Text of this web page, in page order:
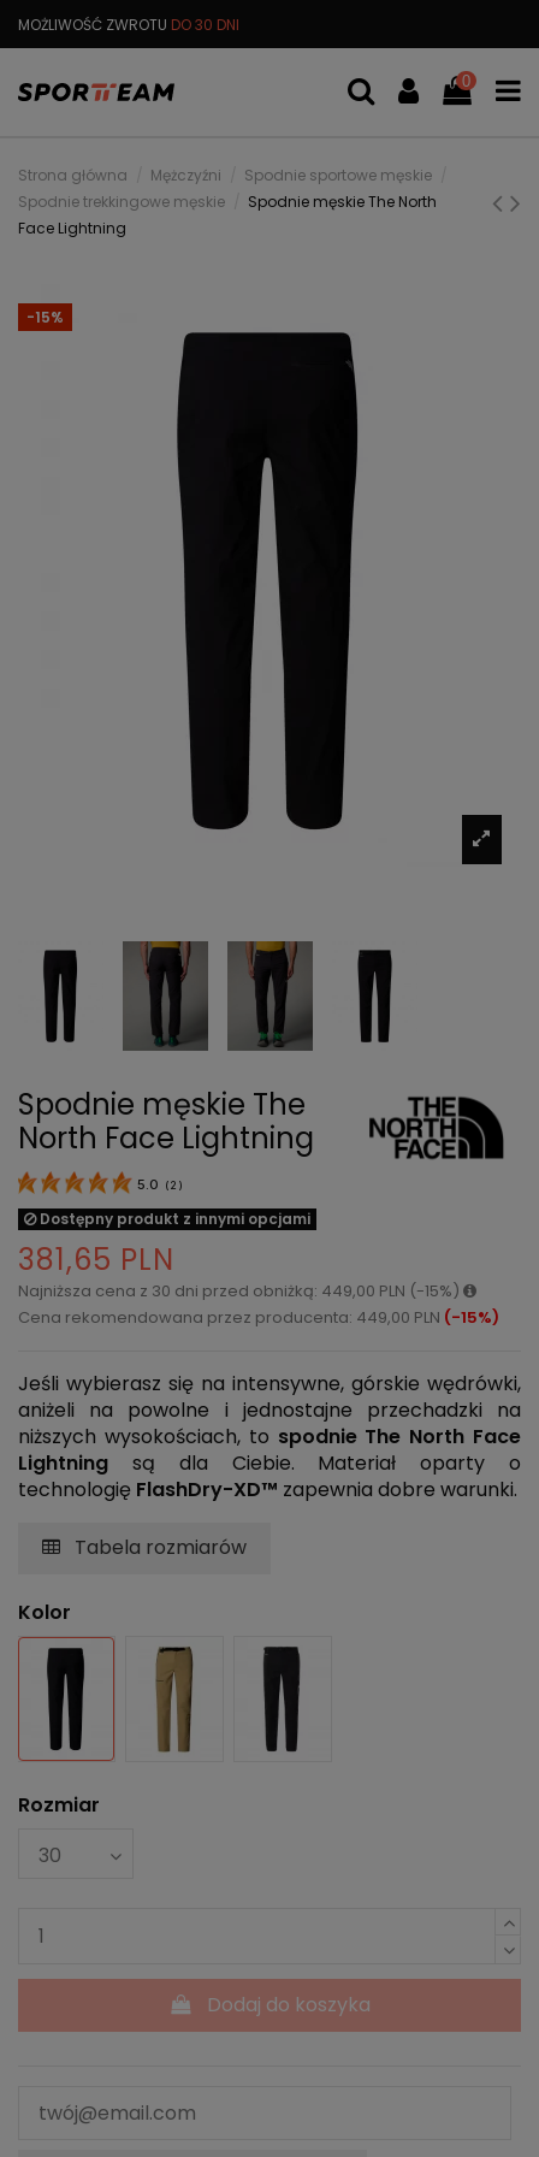
MOŻLIWOŚĆ ZWROTU DO 30 DNI
0
Strona główna Mężczyźni
Spodnie sportowe męskie
Spodnie trekkingowe męskie
Spodnie męskie The North
Face Lightning
-15%
Spodnie męskie The
North Face Lightning
5.0 ( 2 )
Dostępny produkt z innymi opcjami
381,65 PLN
Najniższa cena z 30 dni przed obniżką: 449,00 PLN (-15%)
Cena rekomendowana przez producenta: 449,00 PLN (-15%)
Jeśli wybierasz się na intensywne, górskie wędrówki,
aniżeli na powolne i jednostajne przechadzki na
niższych wysokościach, to spodnie The North Face
Lightning są dla Ciebie. Materiał oparty o
technologię FlashDry-XD™ zapewnia dobre warunki.
Tabela rozmiarów
Kolor
Głęboka czerń
Beżowy
Czarny
Rozmiar
Dodaj do koszyka